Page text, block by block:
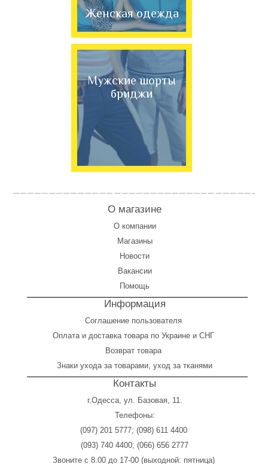
Женская одежда
Мужские шорты
бриджи
О магазине
О компании
Магазины
Новости
Вакансии
Помощь
Информация
Соглашение пользователя
Оплата и доставка товара по Украине и СНГ
Возврат товара
Знаки ухода за товарами, уход за тканями
Контакты
г.Одесса, ул. Базовая, 11.
Телефоны:
(097) 201 5777; (098) 611 4400
(093) 740 4400; (066) 656 2777
Звоните с 8.00 до 17-00 (выходной: пятница)